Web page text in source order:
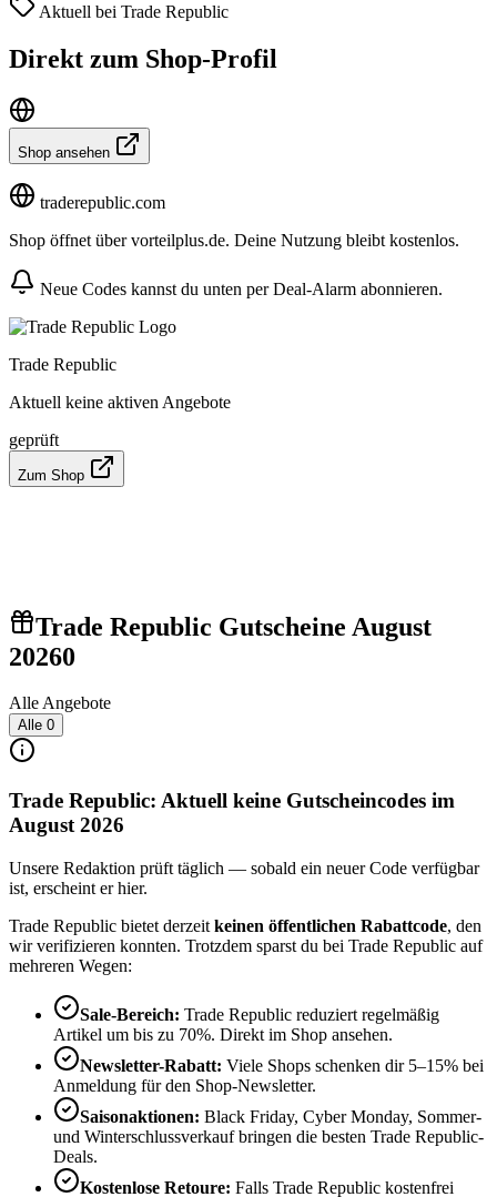
Aktuell bei Trade Republic
Direkt zum Shop-Profil
Shop ansehen
traderepublic.com
Shop öffnet über vorteilplus.de. Deine Nutzung bleibt kostenlos.
Neue Codes kannst du unten per Deal-Alarm abonnieren.
Trade Republic
Aktuell keine aktiven Angebote
geprüft
Zum Shop
Trade Republic Gutscheine August
20260
Alle Angebote
Alle 0
Trade Republic: Aktuell keine Gutscheincodes im
August 2026
Unsere Redaktion prüft täglich — sobald ein neuer Code verfügbar
ist, erscheint er hier.
Trade Republic bietet derzeit keinen öffentlichen Rabattcode, den
wir verifizieren konnten. Trotzdem sparst du bei Trade Republic auf
mehreren Wegen:
Sale-Bereich: Trade Republic reduziert regelmäßig
Artikel um bis zu 70%. Direkt im Shop ansehen.
Newsletter-Rabatt: Viele Shops schenken dir 5–15% bei
Anmeldung für den Shop-Newsletter.
Saisonaktionen: Black Friday, Cyber Monday, Sommer-
und Winterschlussverkauf bringen die besten Trade Republic-
Deals.
Kostenlose Retoure: Falls Trade Republic kostenfrei